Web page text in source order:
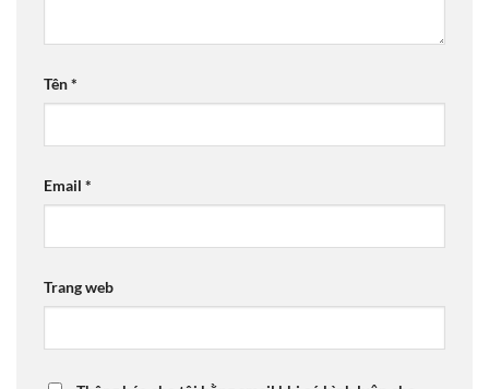
Tên*
Email *
Trang web